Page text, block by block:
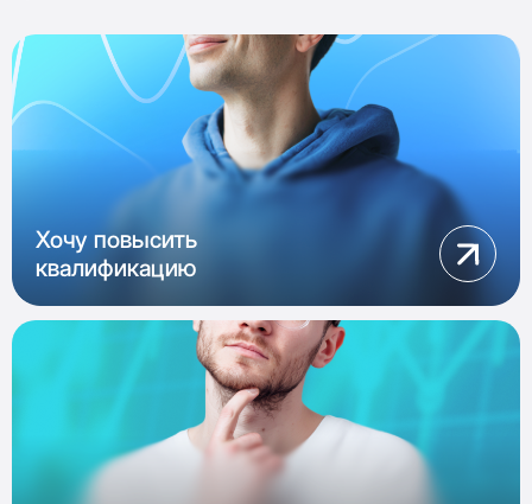
Хочу повысить
квалификацию